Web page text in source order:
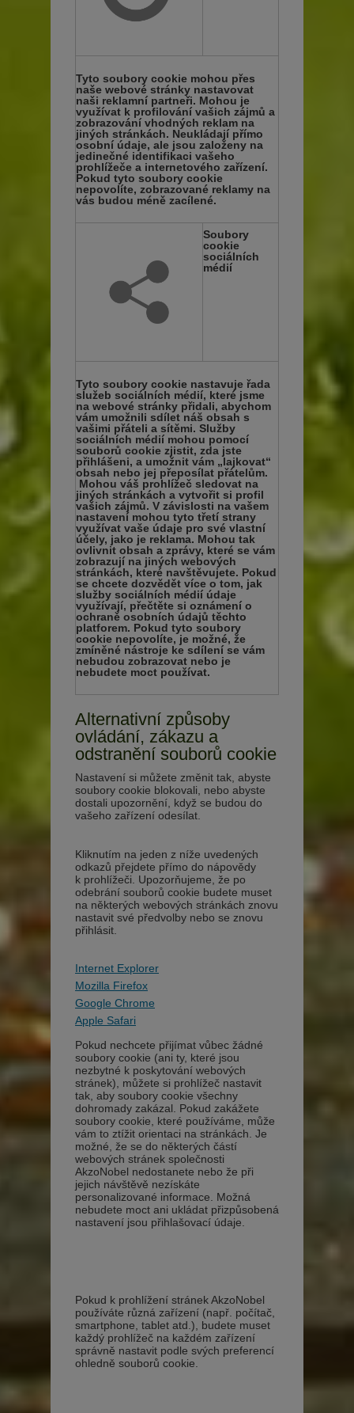
Tyto soubory cookie mohou přes
naše webové stránky nastavovat
naši reklamní partneři. Mohou je
využívat k profilování vašich zájmů a
zobrazování vhodných reklam na
jiných stránkách. Neukládají přímo
osobní údaje, ale jsou založeny na
jedinečné identifikaci vašeho
prohlížeče a internetového zařízení.
Pokud tyto soubory cookie
nepovolíte, zobrazované reklamy na
vás budou méně zacílené.
Soubory
cookie
sociálních
médií
Tyto soubory cookie nastavuje řada
služeb sociálních médií, které jsme
na webové stránky přidali, abychom
vám umožnili sdílet náš obsah s
vašimi přáteli a sítěmi. Služby
sociálních médií mohou pomocí
souborů cookie zjistit, zda jste
přihlášeni, a umožnit vám „lajkovat“
obsah nebo jej přeposílat přátelům.
Mohou váš prohlížeč sledovat na
jiných stránkách a vytvořit si profil
vašich zájmů. V závislosti na vašem
nastavení mohou tyto třetí strany
využívat vaše údaje pro své vlastní
účely, jako je reklama. Mohou tak
ovlivnit obsah a zprávy, které se vám
zobrazují na jiných webových
stránkách, které navštěvujete. Pokud
se chcete dozvědět více o tom, jak
služby sociálních médií údaje
využívají, přečtěte si oznámení o
ochraně osobních údajů těchto
platforem. Pokud tyto soubory
cookie nepovolíte, je možné, že
zmíněné nástroje ke sdílení se vám
nebudou zobrazovat nebo je
nebudete moct používat.
Alternativní způsoby
ovládání, zákazu a
odstranění souborů cookie
Nastavení si můžete změnit tak, abyste
soubory cookie blokovali, nebo abyste
dostali upozornění, když se budou do
vašeho zařízení odesílat.
Kliknutím na jeden z níže uvedených
odkazů přejdete přímo do nápovědy
k prohlížeči. Upozorňujeme, že po
odebrání souborů cookie budete muset
na některých webových stránkách znovu
nastavit své předvolby nebo se znovu
přihlásit.
Internet Explorer
Mozilla Firefox
Google Chrome
Apple Safari
Pokud nechcete přijímat vůbec žádné
soubory cookie (ani ty, které jsou
nezbytné k poskytování webových
stránek), můžete si prohlížeč nastavit
tak, aby soubory cookie všechny
dohromady zakázal. Pokud zakážete
soubory cookie, které používáme, může
vám to ztížit orientaci na stránkách. Je
možné, že se do některých částí
webových stránek společnosti
AkzoNobel nedostanete nebo že při
jejich návštěvě nezískáte
personalizované informace. Možná
nebudete moct ani ukládat přizpůsobená
nastavení jsou přihlašovací údaje.
Pokud k prohlížení stránek AkzoNobel
používáte různá zařízení (např. počítač,
smartphone, tablet atd.), budete muset
každý prohlížeč na každém zařízení
správně nastavit podle svých preferencí
ohledně souborů cookie.